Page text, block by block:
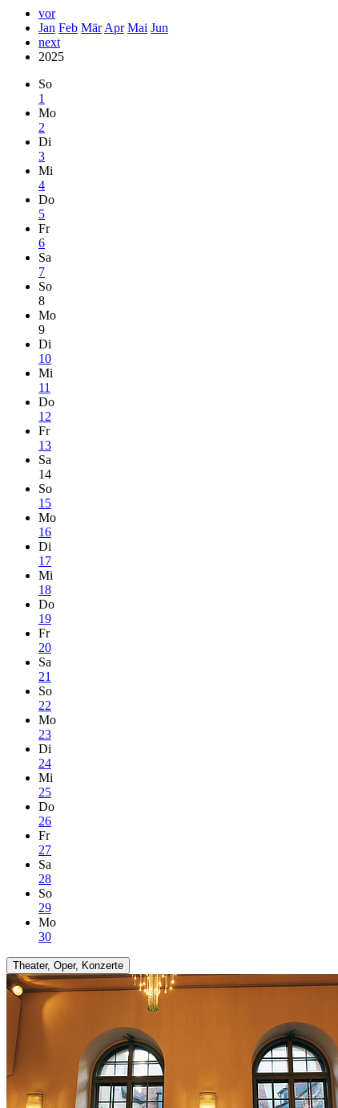
vor
Jan Feb Mär Apr Mai Jun
next
2025
So
1
Mo
2
Di
3
Mi
4
Do
5
Fr
6
Sa
7
So
8
Mo
9
Di
10
Mi
11
Do
12
Fr
13
Sa
14
So
15
Mo
16
Di
17
Mi
18
Do
19
Fr
20
Sa
21
So
22
Mo
23
Di
24
Mi
25
Do
26
Fr
27
Sa
28
So
29
Mo
30
Theater, Oper, Konzerte